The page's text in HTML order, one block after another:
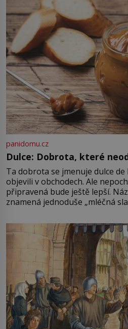
záhadný
– Jižní zemi.
byl smysl
panidomu.cz
Dulce: Dobrota, které
Ta dobrota se jmenuje dulce de
objevili v obchodech. Ale
připravená bude ještě lepší.
znamená jednoduše „mléčná
pře hned několik
Francie, kde se traduje,